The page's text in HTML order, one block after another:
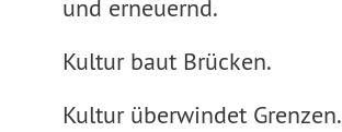
und erneuernd.
Kultur baut Brücken.
Kultur überwindet Grenzen.